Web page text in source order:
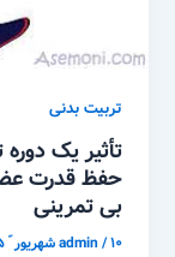
تربیت بدنی
تأثیر یک
حفظ قدرت
بی تمرینی
admin/۱۰ شهریور ّ ۱۳۹۵